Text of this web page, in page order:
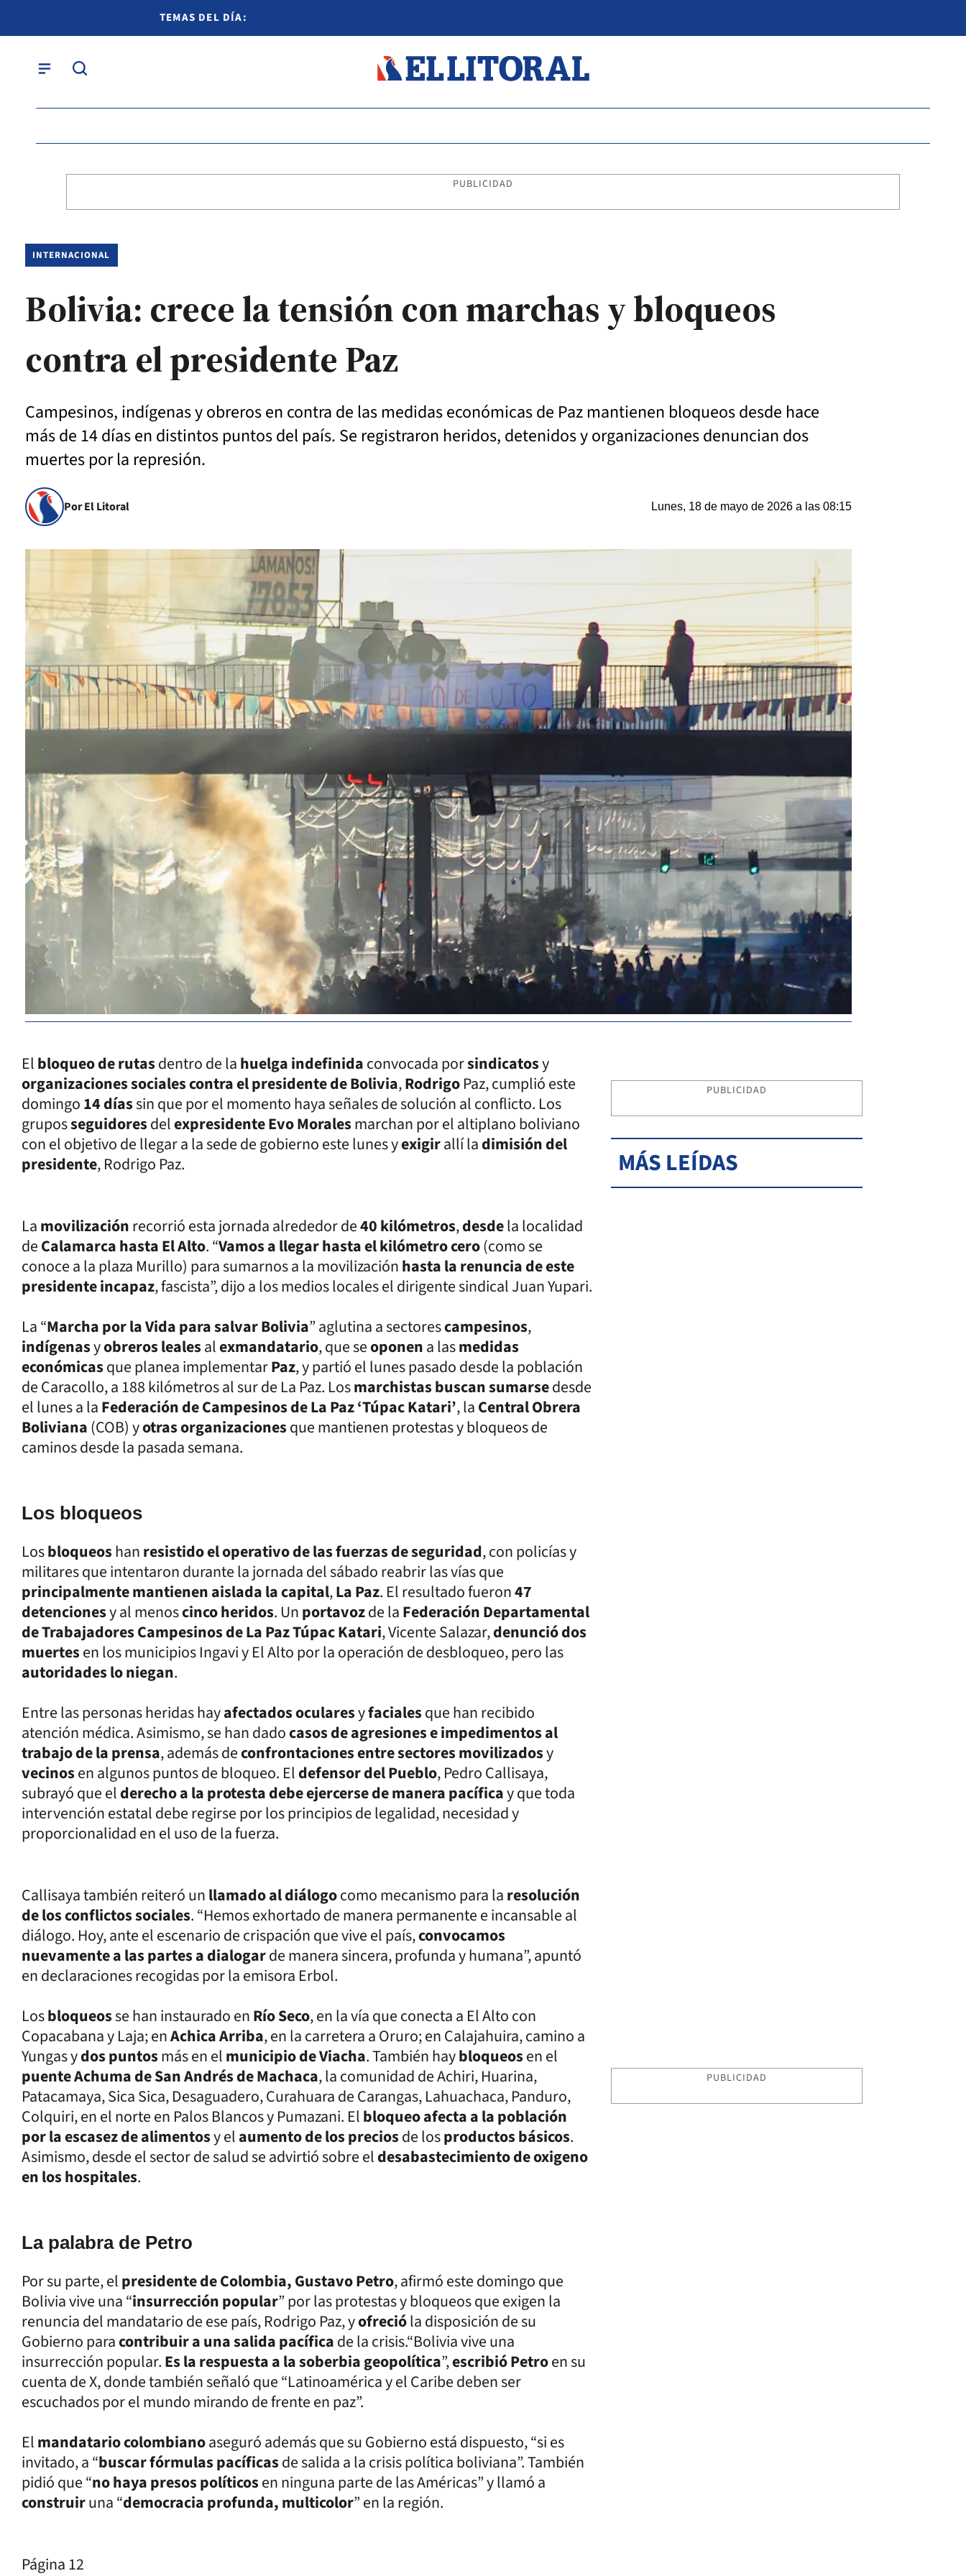
TEMAS DEL DÍA:
PUBLICIDAD
INTERNACIONAL
Bolivia: crece la tensión con marchas y bloqueos
contra el presidente Paz
Campesinos, indígenas y obreros en contra de las medidas económicas de Paz mantienen bloqueos desde hace
más de 14 días en distintos puntos del país. Se registraron heridos, detenidos y organizaciones denuncian dos
muertes por la represión.
Por El Litoral Lunes, 18 de mayo de 2026 a las 08:15
Elbloqueo de rutasdentro de lahuelga indefinidaconvocada porsindicatosy
organizaciones sociales contra el presidente de Bolivia,RodrigoPaz, cumplió este
domingo14 díassin que por el momento haya señales de solución al conflicto. Los
gruposseguidoresdelexpresidente Evo Moralesmarchan por el altiplano boliviano
con el objetivo de llegar a la sede de gobierno este lunes yexigirallí ladimisión del
presidente, Rodrigo Paz.
Lamovilizaciónrecorrió esta jornada alrededor de40 kilómetros,desdela localidad
deCalamarca hasta El Alto. “Vamos a llegar hasta el kilómetro cero(como se
conoce a la plaza Murillo) para sumarnos a la movilizaciónhasta la renuncia de este
presidente incapaz, fascista”, dijo a los medios locales el dirigente sindical Juan Yupari.
La “Marcha por la Vida para salvar Bolivia” aglutina a sectorescampesinos,
indígenasyobreros lealesalexmandatario, que seoponena lasmedidas
económicasque planea implementarPaz, y partió el lunes pasado desde la población
de Caracollo, a 188 kilómetros al sur de La Paz. Losmarchistas buscan sumarsedesde
el lunes a laFederación de Campesinos de La Paz ‘Túpac Katari’, laCentral Obrera
Boliviana(COB) yotras organizacionesque mantienen protestas y bloqueos de
caminos desde la pasada semana.
Los bloqueos
Losbloqueoshanresistido el operativo de las fuerzas de seguridad, con policías y
militares que intentaron durante la jornada del sábado reabrir las vías que
principalmente mantienen aislada la capital,La Paz. El resultado fueron47
detencionesy al menoscinco heridos. Unportavozde laFederación Departamental
de Trabajadores Campesinos de La Paz Túpac Katari, Vicente Salazar,denunció dos
muertesen los municipios Ingavi y El Alto por la operación de desbloqueo, pero las
autoridades lo niegan.
Entre las personas heridas hayafectados ocularesyfacialesque han recibido
atención médica. Asimismo, se han dadocasos de agresiones e impedimentos al
trabajo de la prensa, además deconfrontaciones entre sectores movilizadosy
vecinosen algunos puntos de bloqueo. Eldefensor del Pueblo, Pedro Callisaya,
subrayó que elderecho a la protesta debe ejercerse de manera pacíficay que toda
intervención estatal debe regirse por los principios de legalidad, necesidad y
proporcionalidad en el uso de la fuerza.
Callisaya también reiteró unllamado al diálogocomo mecanismo para laresolución
de los conflictos sociales. “Hemos exhortado de manera permanente e incansable al
diálogo. Hoy, ante el escenario de crispación que vive el país,convocamos
nuevamente a las partes a dialogarde manera sincera, profunda y humana”, apuntó
en declaraciones recogidas por la emisora Erbol.
Losbloqueosse han instaurado enRío Seco, en la vía que conecta a El Alto con
Copacabana y Laja; enAchica Arriba, en la carretera a Oruro; en Calajahuira, camino a
Yungas ydos puntosmás en elmunicipio de Viacha. También haybloqueosen el
puente Achuma de San Andrés de Machaca, la comunidad de Achiri, Huarina,
Patacamaya, Sica Sica, Desaguadero, Curahuara de Carangas, Lahuachaca, Panduro,
Colquiri, en el norte en Palos Blancos y Pumazani. Elbloqueo afecta a la población
por la escasez de alimentosy elaumento de los preciosde losproductos básicos.
Asimismo, desde el sector de salud se advirtió sobre eldesabastecimiento de oxigeno
en los hospitales.
La palabra de Petro
Por su parte, elpresidente de Colombia, Gustavo Petro, afirmó este domingo que
Bolivia vive una “insurrección popular” por las protestas y bloqueos que exigen la
renuncia del mandatario de ese país, Rodrigo Paz, yofrecióla disposición de su
Gobierno paracontribuir a una salida pacíficade la crisis.“Bolivia vive una
insurrección popular.Es la respuesta a la soberbia geopolítica”,escribió Petroen su
cuenta de X, donde también señaló que “Latinoamérica y el Caribe deben ser
escuchados por el mundo mirando de frente en paz”.
Elmandatario colombianoaseguró además que su Gobierno está dispuesto, “si es
invitado, a “buscar fórmulas pacíficasde salida a la crisis política boliviana”. También
pidió que “no haya presos políticosen ninguna parte de las Américas” y llamó a
construiruna “democracia profunda, multicolor” en la región.
Página 12
PUBLICIDAD
MÁS LEÍDAS
PUBLICIDAD